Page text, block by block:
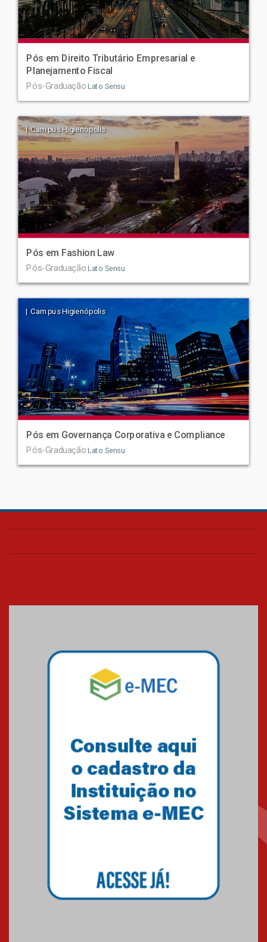
Pós em Direito Tributário Empresarial e
Planejamento Fiscal
Pós-Graduação Lato Sensu
| Campus Higienópolis
Pós em Fashion Law
Pós-Graduação Lato Sensu
| Campus Higienópolis
Pós em Governança Corporativa e Compliance
Pós-Graduação Lato Sensu